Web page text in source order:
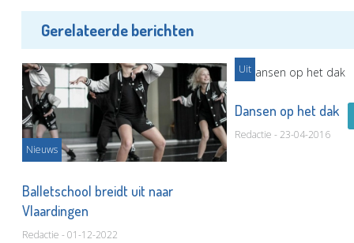
Gerelateerde berichten
Nieuws
Balletschool breidt uit naar
Vlaardingen
Redactie - 01-12-2022
Uit
Dansen op het dak
Redactie - 23-04-2016